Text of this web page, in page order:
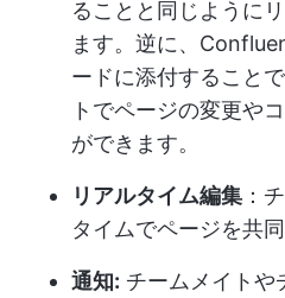
ることと同じように
ます。逆に、
ードに添付すること
トでページの変更や
ができます。
リアルタイム編集 ：
タイムでページを共
通知: チームメイトや